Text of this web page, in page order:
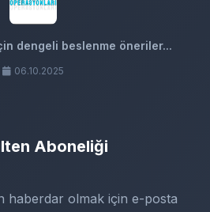
dengeli beslenme öneriler...
06.10.2025
Aboneliği
haberdar olmak için e-posta